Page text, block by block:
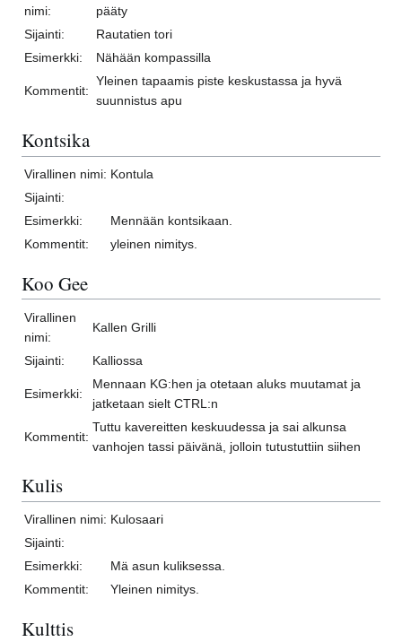
nimi:
pääty
Sijainti:
Rautatien tori
Esimerkki:
Nähään kompassilla
Kommentit:
Yleinen tapaamis piste keskustassa ja hyvä
suunnistus apu
Kontsika
Virallinen nimi: Kontula
Sijainti:
Esimerkki:
Mennään kontsikaan.
Kommentit:
yleinen nimitys.
Koo Gee
Virallinen
nimi:
Kallen Grilli
Sijainti: Kalliossa
Esimerkki:
Mennaan KG:hen ja otetaan aluks muutamat ja
jatketaan sielt CTRL:n
Kommentit:
Tuttu kavereitten keskuudessa ja sai alkunsa
vanhojen tassi päivänä, jolloin tutustuttiin siihen
Kulis
Virallinen nimi: Kulosaari
Sijainti:
Esimerkki:
Mä asun kuliksessa.
Kommentit:
Yleinen nimitys.
Kulttis